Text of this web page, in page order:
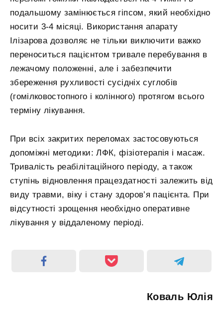
подальшому замінюється гіпсом, який необхідно
носити 3-4 місяці. Використання апарату
Ілізарова дозволяє не тільки виключити важко
переноситься пацієнтом тривале перебування в
лежачому положенні, але і забезпечити
збереження рухливості сусідніх суглобів
(гомілковостопного і колінного) протягом всього
терміну лікування.
При всіх закритих переломах застосовуються
допоміжні методики: ЛФК, фізіотерапія і масаж.
Тривалість реабілітаційного періоду, а також
ступінь відновлення працездатності залежить від
виду травми, віку і стану здоров’я пацієнта. При
відсутності зрощення необхідно оперативне
лікування у віддаленому періоді.
Коваль Юлія